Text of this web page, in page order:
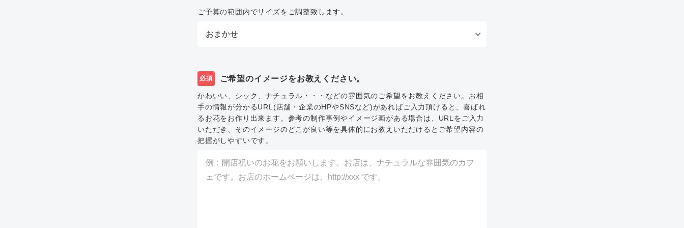
ご予算の範囲内でサイズをご調整致します。
必須 ご希望のイメージをお教えください。
かわいい、シック、ナチュラル・・・などの雰囲気のご希望をお教えください。お相
手の情報が分かるURL(店舗・企業のHPやSNSなど)があればご入力頂けると、喜ばれ
るお花をお作り出来ます。参考の制作事例やイメージ画がある場合は、URLをご入力
いただき、そのイメージのどこが良い等を具体的にお教えいただけるとご希望内容の
把握がしやすいです。